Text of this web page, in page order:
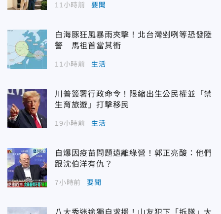
11小時前 要聞
白海豚狂風暴雨夾擊！北台灣剉咧等恐發陸
警 馬祖首當其衝
11小時前 生活
川普簽署行政命令！限縮出生公民權並「禁
生育旅遊」打擊移民
19小時前 生活
自爆因疫苗問題遠離綠營！郭正亮酸：他們
跟沈伯洋有仇？
7小時前 要聞
八大秀迷途獨自求援！山友犯下「拆隊」大